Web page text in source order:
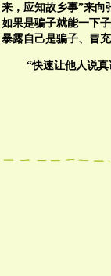
来，应知故乡事”来向
如果是骗子就能一下
暴露自己是骗子、冒充
“快速让他人说真